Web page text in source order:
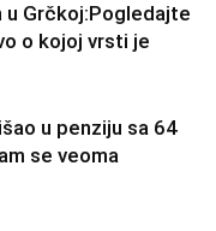
u Grčkoj:Pogledajte
o kojoj vrsti je
u penziju sa 64
se veoma